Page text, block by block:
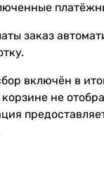
заказ
включён в
не